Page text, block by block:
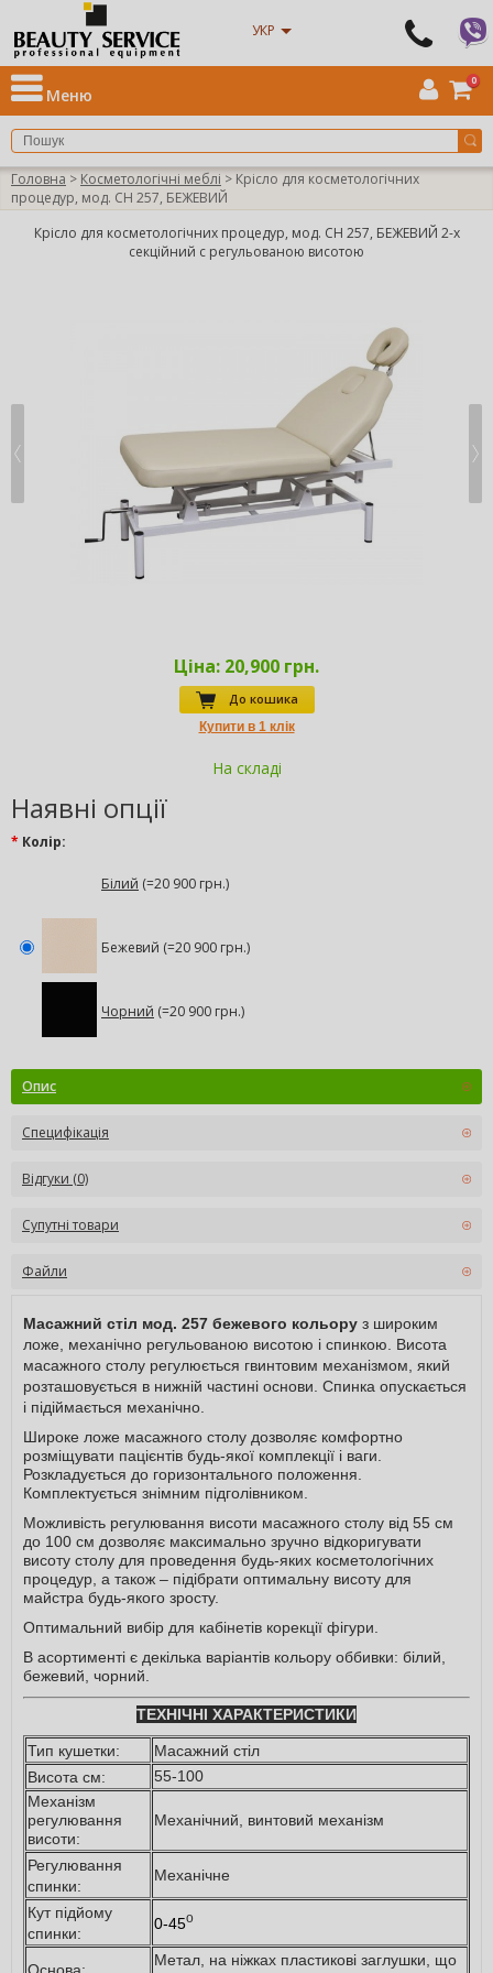
УКР
0
Меню
Головна > Косметологічні меблі > Крісло для коcметологічних
процедур, мод. СН 257, БЕЖЕВИЙ
Крісло для коcметологічних процедур, мод. СН 257, БЕЖЕВИЙ 2-х
секційний с регульованою висотою
Ціна: 20,900 грн.
До кошика
На складі
Наявні опції
* Колір:
Білий (=20 900 грн.)
Бежевий (=20 900 грн.)
Чорний (=20 900 грн.)
Опис
Специфікація
Відгуки (0)
Супутні товари
Файли
Масажний стіл мод. 257 бежевого кольору з широким
ложе, механічно регульованою висотою і спинкою. Висота
масажного столу регулюється гвинтовим механізмом, який
розташовується в нижній частині основи. Спинка опускається
і підіймається механічно.
Широке ложе масажного столу дозволяє комфортно
розміщувати пацієнтів будь-якої комплекції і ваги.
Розкладується до горизонтального положення.
Комплектується знімним підголівником.
Можливість регулювання висоти масажного столу від 55 см
до 100 см дозволяє максимально зручно відкоригувати
висоту столу для проведення будь-яких косметологічних
процедур, а також – підібрати оптимальну висоту для
майстра будь-якого зросту.
Оптимальний вибір для кабінетів корекції фігури.
В асортименті є декілька варіантів кольору оббивки: білий,
бежевий, чорний.
ТЕХНІЧНІ ХАРАКТЕРИСТИКИ
Тип кушетки:
Масажний стіл
Висота см:
55-100
Механізм
регулювання
висоти:
Механічний, винтовий механізм
Регулювання
спинки:
Механічне
Кут підйому
спинки:
0-45о
Метал, на ніжках пластикові заглушки, що